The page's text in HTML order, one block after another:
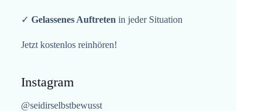
✓ Gelassenes Auftreten in jeder Situation
Jetzt kostenlos reinhören!
Instagram
@seidirselbstbewusst